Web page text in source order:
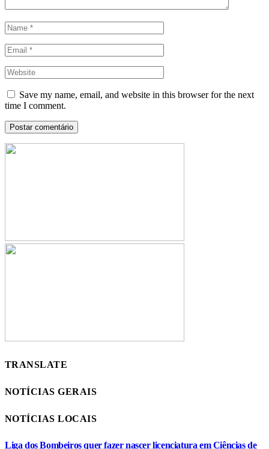
Save my name, email, and website in this browser for the next
time I comment.
TRANSLATE
NOTÍCIAS GERAIS
NOTÍCIAS LOCAIS
Liga dos Bombeiros quer fazer nascer licenciatura em Ciências de